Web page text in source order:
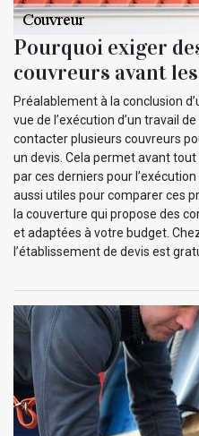
Pourquoi exiger
couvreurs avant
Préalablement à la conclusion
vue de l’exécution d’un travail
contacter plusieurs couvreurs
un devis. Cela permet avant
par ces derniers pour
aussi utiles pour comparer ces
la couverture qui propose des
et adaptées à votre budget.
l’établissement de devis est